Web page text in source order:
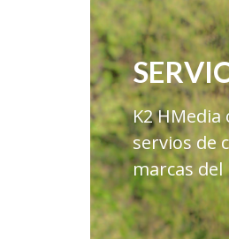
K2
servios de
marcas del